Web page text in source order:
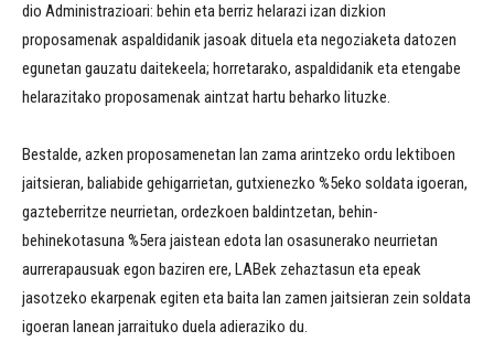
dio Administrazioari: behin eta berriz helarazi izan dizkion
proposamenak aspaldidanik jasoak dituela eta negoziaketa datozen
egunetan gauzatu daitekeela; horretarako, aspaldidanik eta etengabe
helarazitako proposamenak aintzat hartu beharko lituzke.
Bestalde, azken proposamenetan lan zama arintzeko ordu lektiboen
jaitsieran, baliabide gehigarrietan, gutxienezko %5eko soldata igoeran,
gazteberritze neurrietan, ordezkoen baldintzetan, behin-
behinekotasuna %5era jaistean edota lan osasunerako neurrietan
aurrerapausuak egon baziren ere, LABek zehaztasun eta epeak
jasotzeko ekarpenak egiten eta baita lan zamen jaitsieran zein soldata
igoeran lanean jarraituko duela adieraziko du.